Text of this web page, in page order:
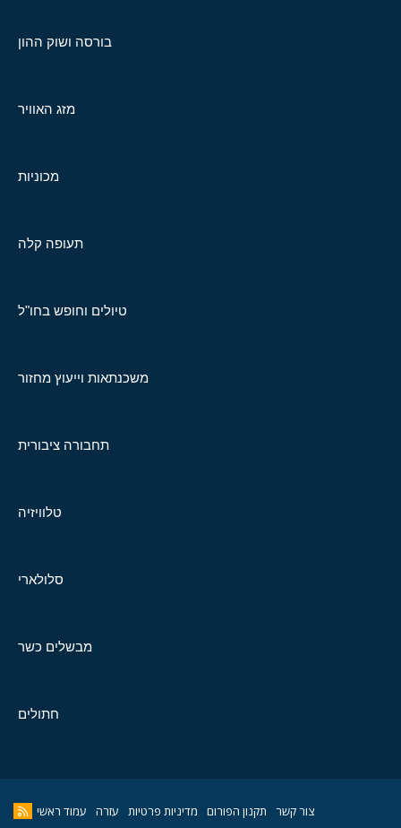
בורסה ושוק ההון
מזג האוויר
מכוניות
תעופה קלה
טיולים וחופש בחו"ל
משכנתאות וייעוץ מחזור
תחבורה ציבורית
טלוויזיה
סלולארי
מבשלים כשר
חתולים
צור קשר תקנון הפורום מדיניות פרטיות עזרה עמוד ראשי